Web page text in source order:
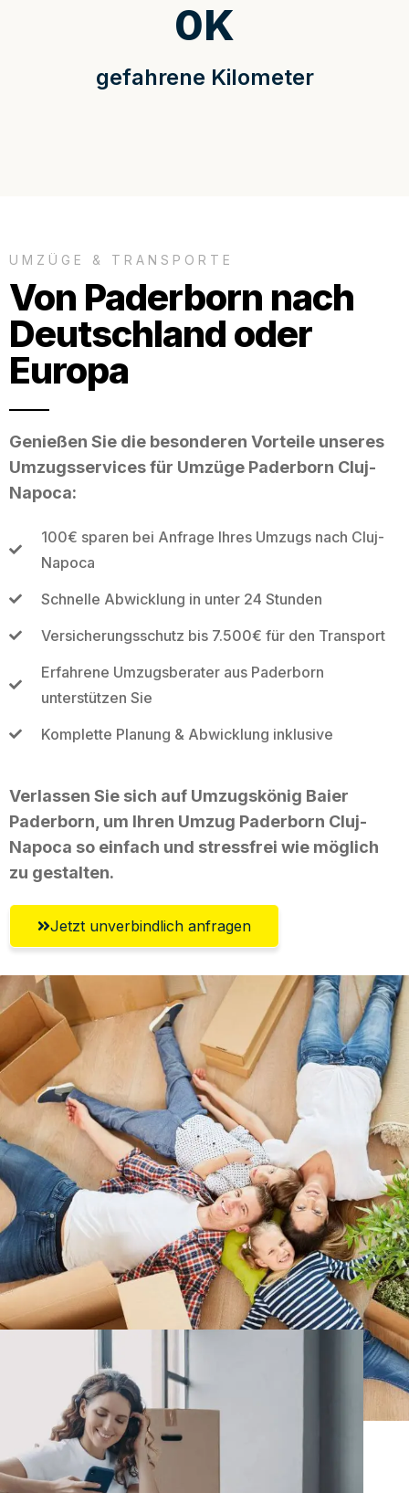
gefahrene Kilometer
0K
UMZÜGE & TRANSPORTE
Von Paderborn nach
Deutschland oder
Europa
Genießen Sie die besonderen Vorteile unseres
Umzugsservices für Umzüge Paderborn Cluj-
Napoca:
100€ sparen bei Anfrage Ihres Umzugs nach Cluj-
Napoca
Schnelle Abwicklung in unter 24 Stunden
Versicherungsschutz bis 7.500€ für den Transport
Erfahrene Umzugsberater aus Paderborn
unterstützen Sie
Komplette Planung & Abwicklung inklusive
Verlassen Sie sich auf Umzugskönig Baier
Paderborn, um Ihren Umzug Paderborn Cluj-
Napoca so einfach und stressfrei wie möglich
zu gestalten.
Jetzt unverbindlich anfragen